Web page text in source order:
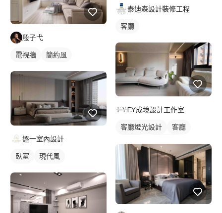
殷子弋
電視牆 簡約風
逐一室內設計
臥室 現代風
泰迪森設計裝修工程
客廳
F.Y成境設計工作室
客廳燈光設計
客廳